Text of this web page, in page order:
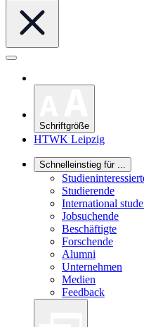
Schriftgröße
HTWK Leipzig
Schnelleinstieg für ...
Studierende
International
Jobsuchende
Beschäftigte
Forschende
Alumni
Unternehmen
Medien
Feedback